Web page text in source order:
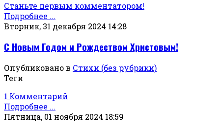
Станьте первым комментатором!
Подробнее ...
Вторник, 31 декабря 2024 14:28
С Новым Годом и Рождеством Христовым!
Опубликовано в Стихи (без рубрики)
Теги
1 Комментарий
Подробнее ...
Пятница, 01 ноября 2024 18:59